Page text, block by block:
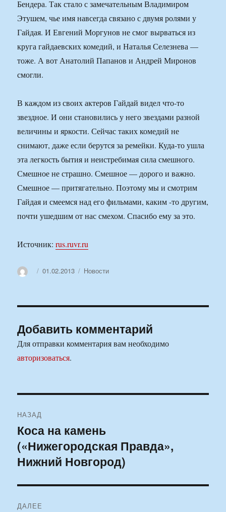
Бендера. Так стало с замечательным Владимиром
Этушем, чье имя навсегда связано с двумя ролями у
Гайдая. И Евгений Моргунов не смог вырваться из
круга гайдаевских комедий, и Наталья Селезнева —
тоже. А вот Анатолий Папанов и Андрей Миронов
смогли.
В каждом из своих актеров Гайдай видел что-то
звездное. И они становились у него звездами разной
величины и яркости. Сейчас таких комедий не
снимают, даже если берутся за ремейки. Куда-то ушла
эта легкость бытия и неистребимая сила смешного.
Смешное не страшно. Смешное — дорого и важно.
Смешное — притягательно. Поэтому мы и смотрим
Гайдая и смеемся над его фильмами, каким -то другим,
почти ушедшим от нас смехом. Спасибо ему за это.
Источник:rus.ruvr.ru
АвторОпубликовано
01.02.2013 Рубрики
Новости
Добавить комментарий
Для отправки комментария вам необходимо
авторизоваться.
по
записям
НАЗАД
Предыдущая
запись:
Коса на камень
(«Нижегородская Правда»,
Нижний Новгород)
ДАЛЕЕ